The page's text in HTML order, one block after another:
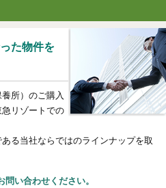
た物件を
所）のご購入
リゾートでの
る当社ならではのラインナップを取
問い合わせください。
クラブ
アム
ビス
所等）
）